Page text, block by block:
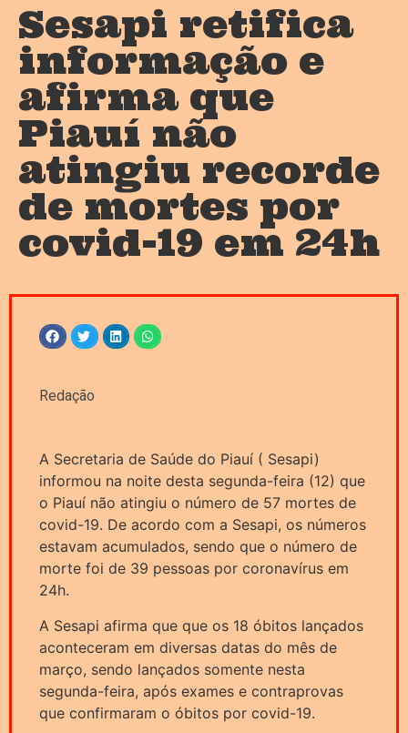
Sesapi retifica
informação e
afirma que
Piauí não
atingiu recorde
de mortes por
covid-19 em 24h
Redação
A Secretaria de Saúde do Piauí ( Sesapi)
informou na noite desta segunda-feira (12) que
o Piauí não atingiu o número de 57 mortes de
covid-19. De acordo com a Sesapi, os números
estavam acumulados, sendo que o número de
morte foi de 39 pessoas por coronavírus em
24h.
A Sesapi afirma que que os 18 óbitos lançados
aconteceram em diversas datas do mês de
março, sendo lançados somente nesta
segunda-feira, após exames e contraprovas
que confirmaram o óbitos por covid-19.